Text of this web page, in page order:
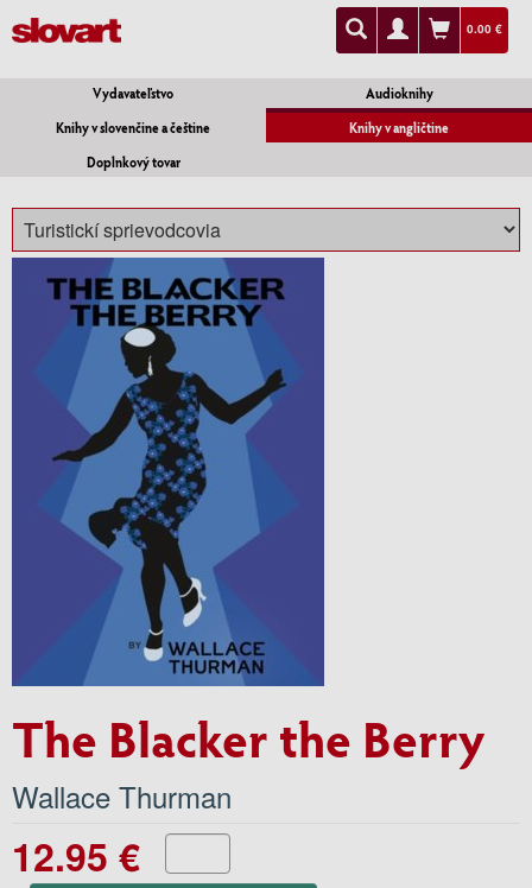
0.00 €
Vydavateľstvo
Audioknihy
Knihy v slovenčine a češtine
Knihy v angličtine
Doplnkový tovar
The Blacker the Berry
Wallace Thurman
12.95 €